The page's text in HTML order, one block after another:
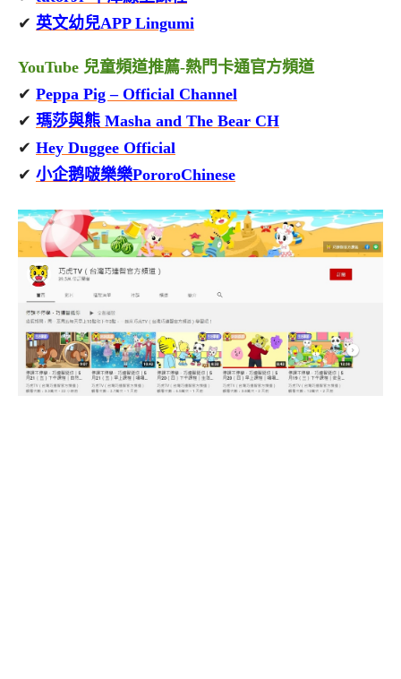
✔ 英文幼兒APP Lingumi
YouTube 兒童頻道推薦-熱門卡通官方頻道
✔ Peppa Pig – Official Channel
✔ 瑪莎與熊 Masha and The Bear CH
✔ Hey Duggee Official
✔ 小企鹅啵樂樂PororoChinese